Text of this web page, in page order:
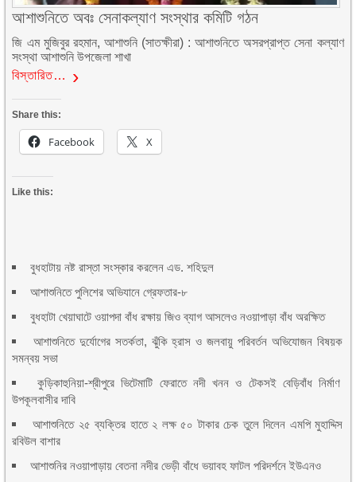
আশাশুনিতে অবঃ সেনাকল্যাণ সংস্থার কমিটি গঠন
জি এম মুজিবুর রহমান, আশাশুনি (সাতক্ষীরা) : আশাশুনিতে অসরপ্রাপ্ত সেনা কল্যাণ
সংস্থা আশাশুনি উপজেলা শাখা
বিস্তারিত…
Share this:
Facebook X
Like this:
বুধহাটায় নষ্ট রাস্তা সংস্কার করলেন এড. শহিদুল
আশাশুনিতে পুলিশের অভিযানে গ্রেফতার-৮
বুধহাটা খেয়াঘাটে ওয়াপদা বাঁধ রক্ষায় জিও ব্যাগ আসলেও নওয়াপাড়া বাঁধ অরক্ষিত
আশাশুনিতে দুর্যোগের সতর্কতা, ঝুঁকি হ্রাস ও জলবায়ু পরিবর্তন অভিযোজন বিষয়ক
সমন্বয় সভা
কুড়িকাহুনিয়া-শ্রীপুরে ভিটেমাটি ফেরাতে নদী খনন ও টেকসই বেড়িবাঁধ নির্মাণ
উপকূলবাসীর দাবি
আশাশুনিতে ২৫ ব্যক্তির হাতে ২ লক্ষ ৫০ টাকার চেক তুলে দিলেন এমপি মুহাদ্দিস
রবিউল বাশার
আশাশুনির নওয়াপাড়ায় বেতনা নদীর ভেড়ী বাঁধে ভয়াবহ ফাটল পরিদর্শনে ইউএনও